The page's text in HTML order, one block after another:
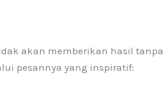
akan memberikan hasil tanpa
pesannya yang inspiratif: